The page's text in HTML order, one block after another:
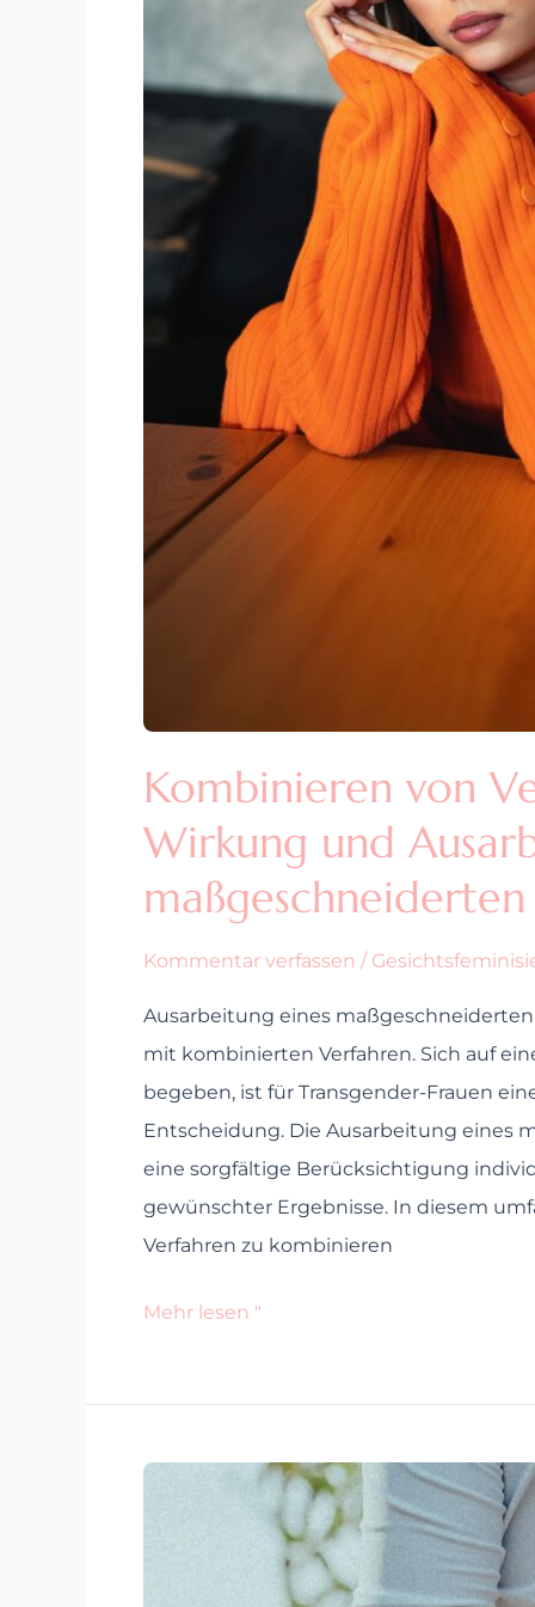
Kombinieren von
Wirkung und
Kommentar verfassen /
Ausarbeitung eines
mit kombinierten Verfahren. Sich auf
begeben, ist für Transgender-Frauen
Entscheidung. Die Ausarbeitung eines
eine sorgfältige Berücksichtigung
gewünschter Ergebnisse. In diesem
Verfahren zu kombinieren
Mehr lesen "
Schlüsselfragen